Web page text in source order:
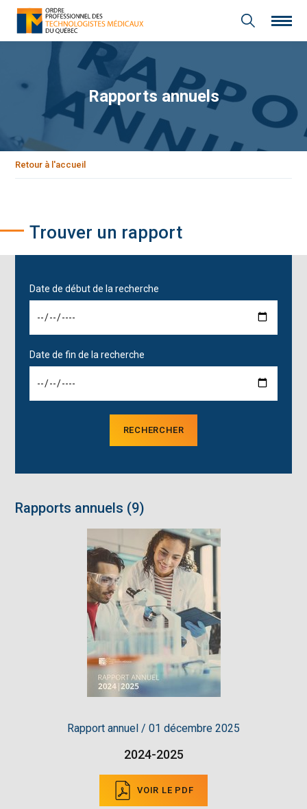
Rapports annuels
Retour à l'accueil
Trouver un rapport
Date de début de la recherche
Date de fin de la recherche
RECHERCHER
Rapports annuels (9)
Rapport annuel / 01 décembre 2025
2024-2025
VOIR LE PDF